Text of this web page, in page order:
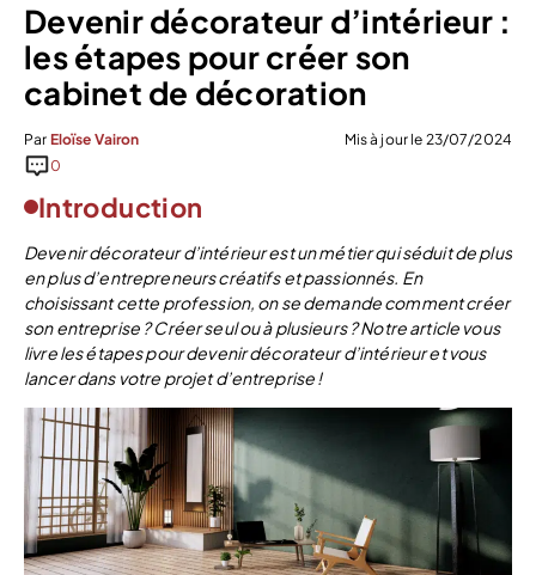
Devenir décorateur d’intérieur :
les étapes pour créer son
cabinet de décoration
Par Eloïse Vairon
Mis à jour le 23/07/2024
0
Introduction
Devenir décorateur d’intérieur est un métier qui séduit de plus
en plus d’entrepreneurs créatifs et passionnés. En
choisissant cette profession, on se demande comment créer
son entreprise ? Créer seul ou à plusieurs ? Notre article vous
livre les étapes pour devenir décorateur d’intérieur et vous
lancer dans votre projet d’entreprise !